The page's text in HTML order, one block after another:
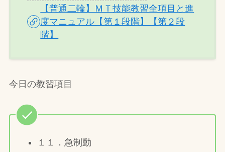
【普通二輪】ＭＴ技能教習全項目と進
度マニュアル【第１段階】【第２段
階】
今日の教習項目
１１．急制動